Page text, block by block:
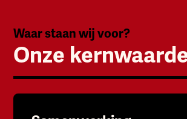
Waar staan wij voor?
Onze